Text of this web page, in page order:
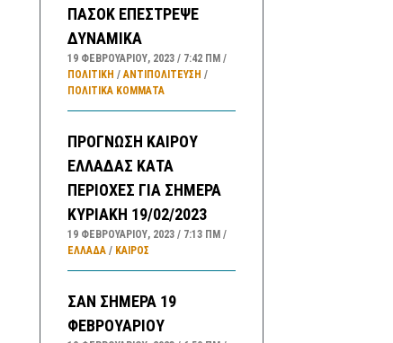
ΠΑΣΟΚ ΕΠΕΣΤΡΕΨΕ
ΔΥΝΑΜΙΚΑ
19 ΦΕΒΡΟΥΑΡΊΟΥ, 2023 7:42 ΠΜ
ΠΟΛΙΤΙΚΗ /ΑΝΤΙΠΟΛΊΤΕΥΣΗ /
ΠΟΛΙΤΙΚΆ ΚΌΜΜΑΤΑ
ΠΡΟΓΝΩΣΗ ΚΑΙΡΟΥ
ΕΛΛΑΔΑΣ ΚΑΤΑ
ΠΕΡΙΟΧΕΣ ΓΙΑ ΣΗΜΕΡΑ
ΚΥΡΙΑΚΗ 19/02/2023
19 ΦΕΒΡΟΥΑΡΊΟΥ, 2023 7:13 ΠΜ
ΕΛΛΑΔA/ ΚΑΙΡΌΣ
ΣΑΝ ΣΗΜΕΡΑ 19
ΦΕΒΡΟΥΑΡΙΟΥ